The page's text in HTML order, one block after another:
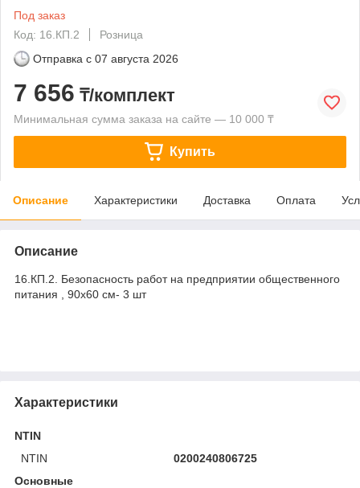
Под заказ
Код: 16.КП.2
Розница
Отправка с 07 августа 2026
7 656 ₸/комплект
Минимальная сумма заказа на сайте — 10 000 ₸
Купить
Описание Характеристики Доставка Оплата
Описание
16.КП.2. Безопасность работ на предприятии общественного
питания , 90х60 см- 3 шт
Характеристики
NTIN
NTIN
0200240806725
Основные